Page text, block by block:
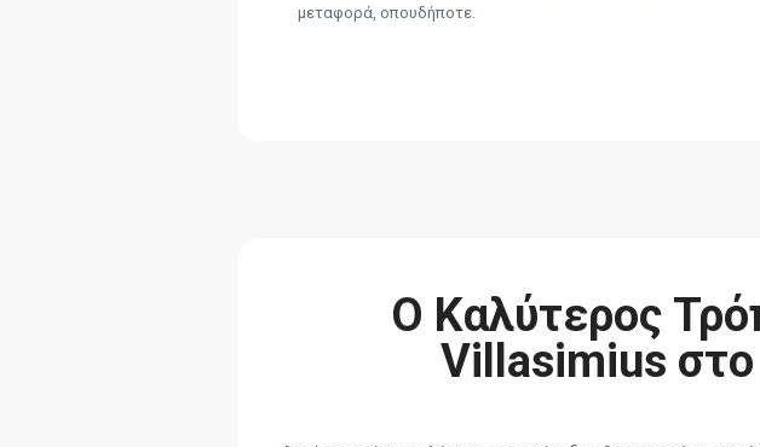
μεταφορά, οπουδήποτε.
Ο Καλύτερος
Villasimius στο